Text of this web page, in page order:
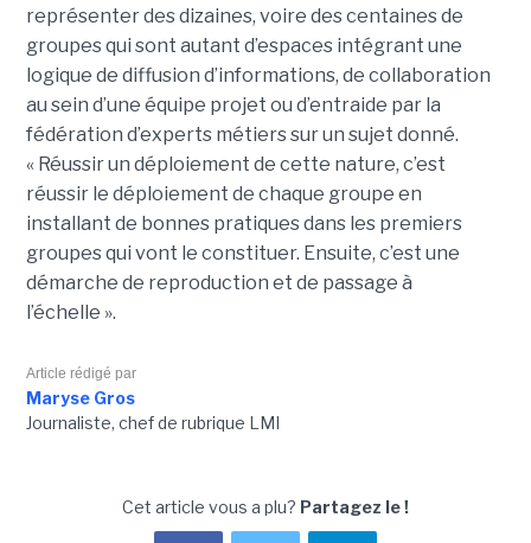
représenter des dizaines, voire des centaines de
groupes qui sont autant d’espaces intégrant une
logique de diffusion d’informations, de collaboration
au sein d’une équipe projet ou d’entraide par la
fédération d’experts métiers sur un sujet donné.
« Réussir un déploiement de cette nature, c’est
réussir le déploiement de chaque groupe en
installant de bonnes pratiques dans les premiers
groupes qui vont le constituer. Ensuite, c’est une
démarche de reproduction et de passage à
l’échelle ».
Article rédigé par
Maryse Gros
Journaliste, chef de rubrique LMI
Cet article vous a plu? Partagez le !